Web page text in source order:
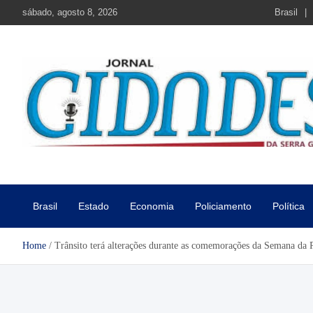
sábado, agosto 8, 2026 Brasil
Brasil Estado Economia Policiamento Política
Home Trânsito terá alterações durante as comemorações da Semana